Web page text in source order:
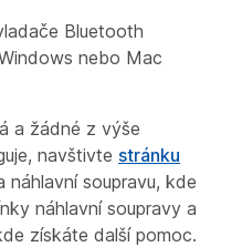
Bluetooth
nebo Mac
a žádné z výše
navštivte stránku
náhlavní soupravu, kde
náhlavní soupravy a
získáte další pomoc.